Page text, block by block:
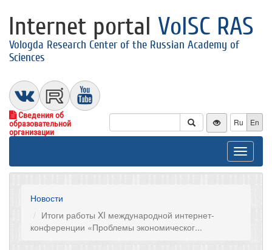
Internet portal VolSC RAS
Vologda Research Center of the Russian Academy of
Sciences
Сведения об
образовательной
организации
Ru En
Toggle
Новости
Итоги работы XI международной интернет-
конференции «Проблемы экономическог...